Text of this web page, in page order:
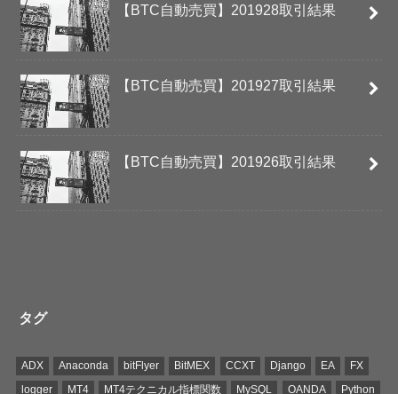
【BTC自動売買】201928取引結果
【BTC自動売買】201927取引結果
【BTC自動売買】201926取引結果
タグ
ADX Anaconda bitFlyer BitMEX CCXT Django EA
FX
logger
MT4 MT4テクニカル指標関数 MySQL OANDA Python